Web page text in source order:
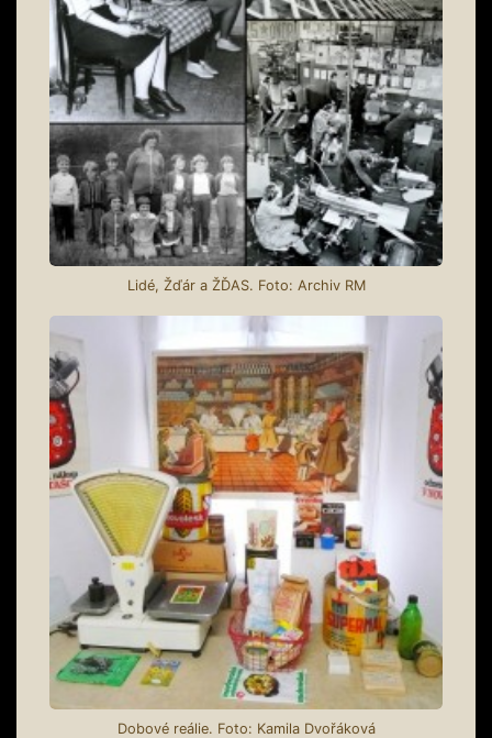
Lidé, Žďár a ŽĎAS. Foto: Archiv RM
Dobové reálie. Foto: Kamila Dvořáková